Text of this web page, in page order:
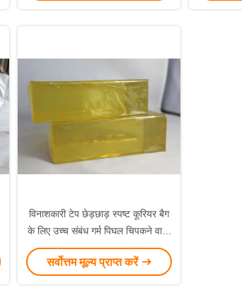
विनाशकारी टेप छेड़छाड़ स्पष्ट कूरियर बैग
के लिए उच्च संबंध गर्म पिघल चिपकने वाला
गोंद
सर्वोत्तम मूल्य प्राप्त करें